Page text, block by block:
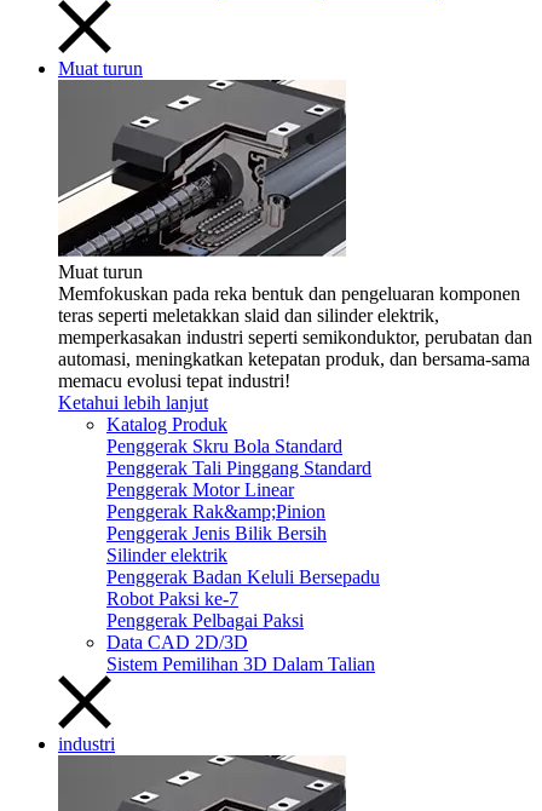
Muat turun
Muat turun
Memfokuskan pada reka bentuk dan pengeluaran komponen
teras seperti meletakkan slaid dan silinder elektrik,
memperkasakan industri seperti semikonduktor, perubatan dan
automasi, meningkatkan ketepatan produk, dan bersama-sama
memacu evolusi tepat industri!
Ketahui lebih lanjut
Katalog Produk
Penggerak Skru Bola Standard
Penggerak Tali Pinggang Standard
Penggerak Motor Linear
Penggerak Rak&amp;Pinion
Penggerak Jenis Bilik Bersih
Silinder elektrik
Penggerak Badan Keluli Bersepadu
Robot Paksi ke-7
Penggerak Pelbagai Paksi
Data CAD 2D/3D
Sistem Pemilihan 3D Dalam Talian
industri